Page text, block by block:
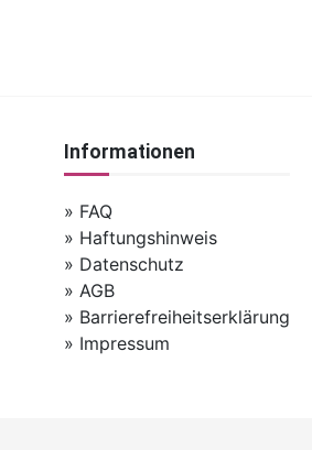
Informationen
» FAQ
» Haftungshinweis
» Datenschutz
» AGB
» Barrierefreiheitserklärung
» Impressum